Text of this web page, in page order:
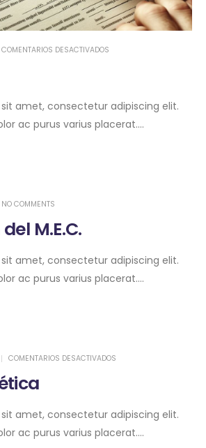
COMENTARIOS DESACTIVADOS
amet, consectetur adipiscing elit.
ac purus varius placerat....
NO COMMENTS
M.E.C.
amet, consectetur adipiscing elit.
ac purus varius placerat....
COMENTARIOS DESACTIVADOS
amet, consectetur adipiscing elit.
ac purus varius placerat....